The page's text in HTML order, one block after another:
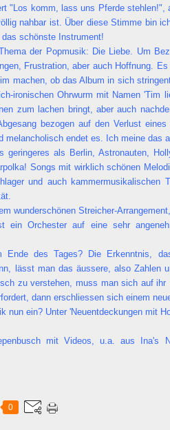
"Los komm, lass uns Pferde stehlen!",
nahbar ist. Über diese Stimme bin
schönste Instrument!
der Popmusik: Die Liebe. Um
Frustration, aber auch Hoffnung.
machen, ob das Album in sich
ironischen Ohrwurm mit Namen 'Tim
zum lachen bringt, aber auch
bezogen auf den Verlust
melancholisch endet es. Ich meine das
geringeres als Berlin, Astronauten,
Songs mit wirklich schönen
und auch kammermusikalischen
wunderschönen Streicher-
ein Orchester auf eine sehr
des Tages? Die Erkenntnis,
lässt man das äussere, also Zahlen
zu verstehen, muss man sich auf
dann erschliessen sich einem
nun ein? Unter 'Neuentdeckungen mit
mit Videos, u.a. aus Ina's
0